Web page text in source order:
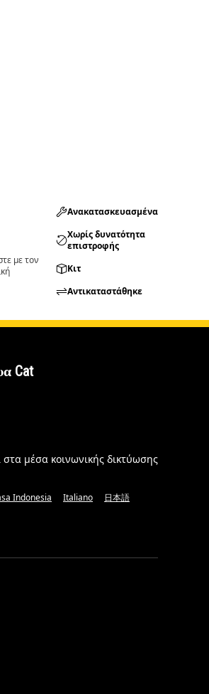
με τον
Ανακατασκευασμένα
Χωρίς δυνατότητα
επιστροφής
Κιτ
Αντικαταστάθηκε
Cat
στα μέσα κοινωνικής δικτύωσης
Indonesia Italiano 日本語